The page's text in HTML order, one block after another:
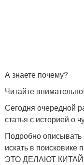
А знаете почему?
Читайте
Сегодня очередной
статья с историей о
Подробно описывать
искать в
ЭТО ДЕЛАЮТ